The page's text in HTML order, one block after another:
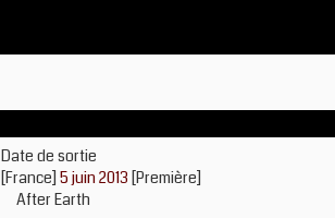
Date de sortie
[France]5 juin 2013 [Première]
After Earth